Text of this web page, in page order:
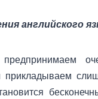
английского
прикладываем